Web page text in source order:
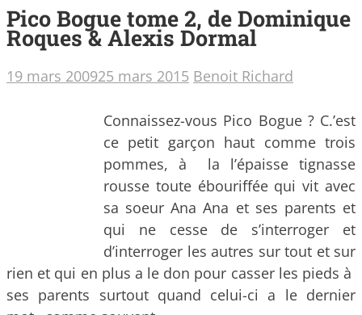
Pico Bogue tome 2, de Dominique
Roques & Alexis Dormal
19 mars 200925 mars 2015 Benoit Richard
Connaissez-vous Pico Bogue ? C.’est
ce petit garçon haut comme trois
pommes, à la l’épaisse tignasse
rousse toute ébouriffée qui vit avec
sa soeur Ana Ana et ses parents et
qui ne cesse de s’interroger et
d’interroger les autres sur tout et sur
rien et qui en plus a le don pour casser les pieds à
ses parents surtout quand celui-ci a le dernier